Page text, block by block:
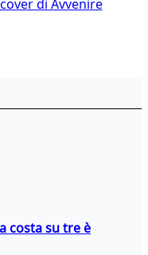
di Avvenire
costa su tre è